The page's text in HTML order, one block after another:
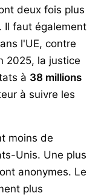
deux fois plus
Il faut également
l'UE, contre
2025, la justice
à 38 millions
à suivre les
moins de
Unis. Une plus
anonymes. Le
plus